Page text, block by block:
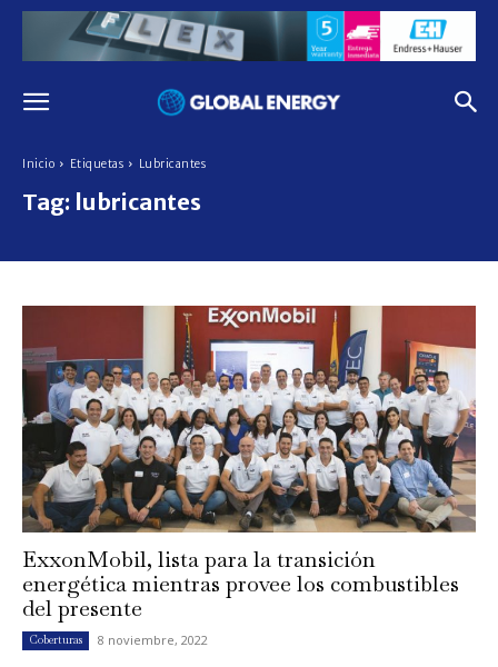
Inicio Etiquetas Lubricantes
Tag: lubricantes
ExxonMobil, lista para la transición
energética mientras provee los combustibles
del presente
Coberturas 8 noviembre, 2022